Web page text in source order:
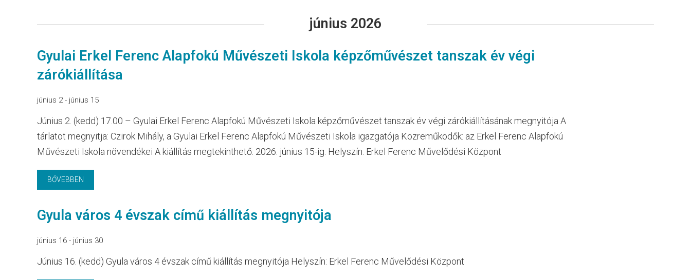
június 2026
Gyulai Erkel Ferenc Alapfokú Művészeti Iskola képzőművészet tanszak év végi
zárókiállítása
június 2- június 15
Június 2. (kedd) 17.00 – Gyulai Erkel Ferenc Alapfokú Művészeti Iskola képzőművészet tanszak év végi zárókiállításának megnyitója A
tárlatot megnyitja: Czirok Mihály, a Gyulai Erkel Ferenc Alapfokú Művészeti Iskola igazgatója Közreműködők: az Erkel Ferenc Alapfokú
Művészeti Iskola növendékei A kiállítás megtekinthető: 2026. június 15-ig. Helyszín: Erkel Ferenc Művelődési Központ
BŐVEBBEN
Gyula város 4 évszak című kiállítás megnyitója
június 16 - június 30
Június 16. (kedd) Gyula város 4 évszak című kiállítás megnyitója Helyszín: Erkel Ferenc Művelődési Központ